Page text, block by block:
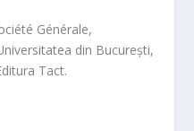
Générale,
din București,
Tact.